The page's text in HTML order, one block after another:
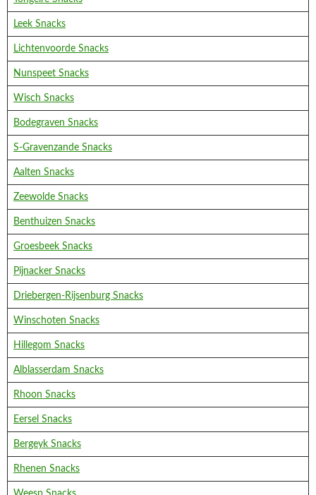
Leek Snacks
Lichtenvoorde Snacks
Nunspeet Snacks
Wisch Snacks
Bodegraven Snacks
S-Gravenzande Snacks
Aalten Snacks
Zeewolde Snacks
Benthuizen Snacks
Groesbeek Snacks
Pijnacker Snacks
Driebergen-Rijsenburg Snacks
Winschoten Snacks
Hillegom Snacks
Alblasserdam Snacks
Rhoon Snacks
Eersel Snacks
Bergeyk Snacks
Rhenen Snacks